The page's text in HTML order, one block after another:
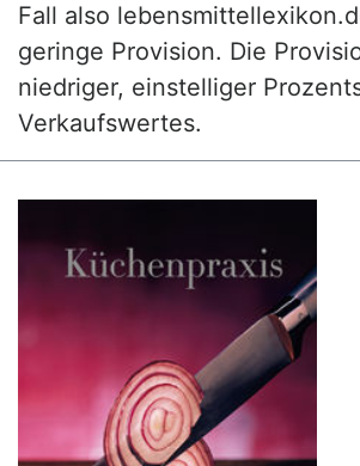
Fall also
geringe Provision. Die
niedriger, einstelliger
Verkaufswertes.